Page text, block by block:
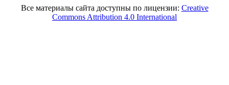
Все материалы сайта доступны по лицензии: Creative
Commons Attribution 4.0 International